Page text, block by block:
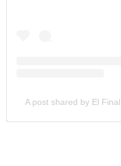
A post shared by El